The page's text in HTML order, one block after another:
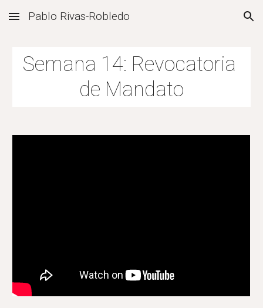
Skip to main content Skip to navigation
Pablo Rivas-Robledo
Semana 14: Revocatoria
de Mandato